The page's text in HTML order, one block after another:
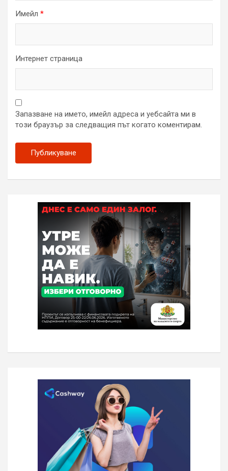
Имейл *
Интернет страница
Запазване на името, имейл адреса и уебсайта ми в
този браузър за следващия път когато коментирам.